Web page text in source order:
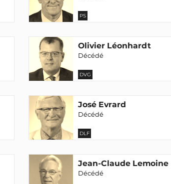
PS
Olivier Léonhardt
Décédé
DVG
José Evrard
Décédé
DLF
Jean-Claude Lemoine
Décédé